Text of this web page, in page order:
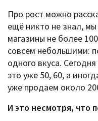
Про рост можно
ещё никто не знал,
магазины не более
совсем небольшими:
одного вкуса.
это уже 50, 60, а
уже продаем около
И это несмотря, что